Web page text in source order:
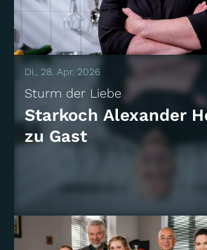
Di., 28. Apr. 2026
Sturm der Liebe
Starkoch Alexander
zu Gast